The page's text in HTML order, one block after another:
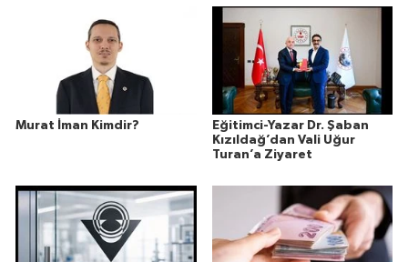
Murat İman Kimdir?
Eğitimci-Yazar Dr. Şaban
Kızıldağ’dan Vali Uğur
Turan’a Ziyaret